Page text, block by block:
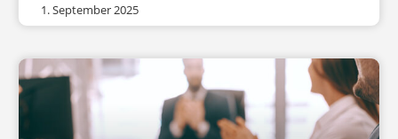
1. September 2025